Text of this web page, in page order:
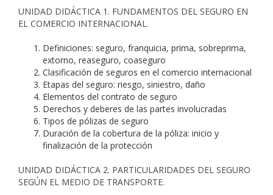
UNIDAD DIDÁCTICA 1. FUNDAMENTOS DEL SEGURO EN
EL COMERCIO INTERNACIONAL.
Definiciones: seguro, franquicia, prima, sobreprima,
extorno, reaseguro, coaseguro
Clasificación de seguros en el comercio internacional
Etapas del seguro: riesgo, siniestro, daño
Elementos del contrato de seguro
Derechos y deberes de las partes involucradas
Tipos de pólizas de seguro
Duración de la cobertura de la póliza: inicio y
finalización de la protección
UNIDAD DIDÁCTICA 2. PARTICULARIDADES DEL SEGURO
SEGÚN EL MEDIO DE TRANSPORTE.